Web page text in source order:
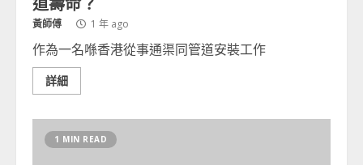
黃師傅 1 年 ago
作為一名喺香港從事通渠同管道安裝工作
詳細
1 MIN READ